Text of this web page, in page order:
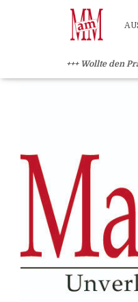
+++ Wollte den